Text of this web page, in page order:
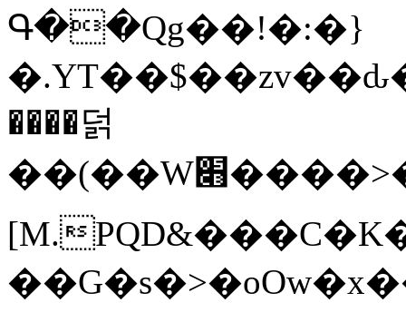
Գ��Qg��!�:�}
����덝
��(��W׋����>��O>�d�%Y�@�@ڻ<�z{rc&׻��z�����AeK�^�����������˩t��=x~
[M.
��G�s�>�oO